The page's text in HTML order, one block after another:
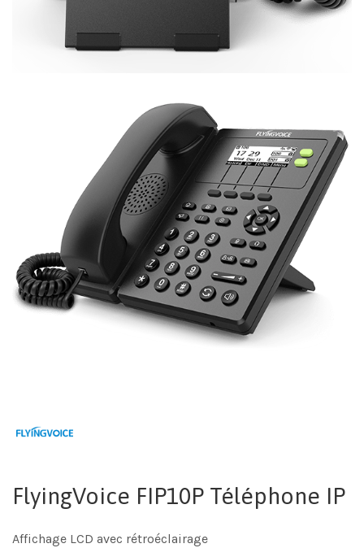
FlyingVoice FIP10P Téléphone IP
Affichage LCD avec rétroéclairage